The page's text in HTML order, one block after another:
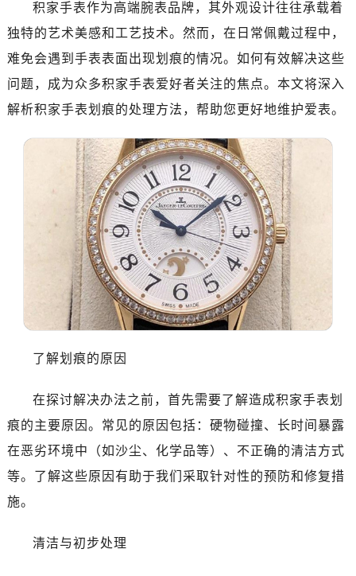
积家手表作为高端腕表品牌，其外观设计往往承载着
独特的艺术美感和工艺技术。然而，在日常佩戴过程中，
难免会遇到手表表面出现划痕的情况。如何有效解决这些
问题，成为众多积家手表爱好者关注的焦点。本文将深入
解析积家手表划痕的处理方法，帮助您更好地维护爱表。
了解划痕的原因
在探讨解决办法之前，首先需要了解造成积家手表划
痕的主要原因。常见的原因包括：硬物碰撞、长时间暴露
在恶劣环境中（如沙尘、化学品等）、不正确的清洁方式
等。了解这些原因有助于我们采取针对性的预防和修复措
施。
清洁与初步处理